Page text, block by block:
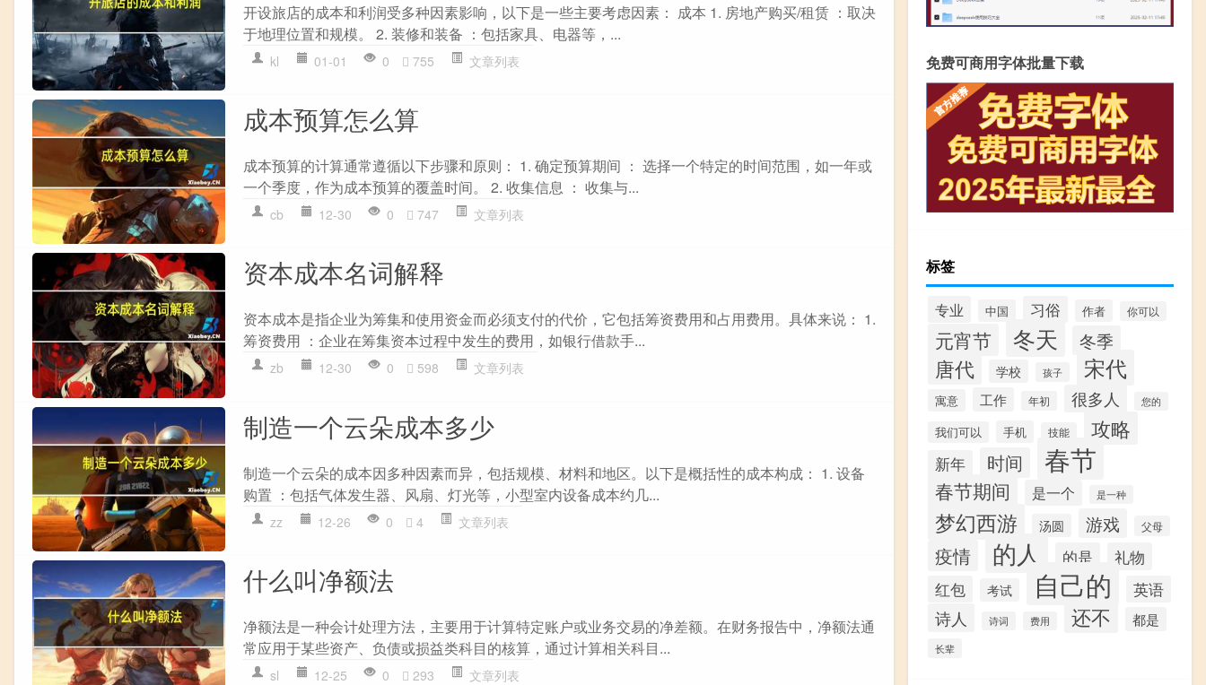
开设旅店的成本和利润受多种因素影响，以下是一些主要考虑因素： 成本 1. 房地产购买/租赁 ：取决
于地理位置和规模。 2. 装修和装备 ：包括家具、电器等，...
kl 01-01 0 755 文章列表
成本预算怎么算
成本预算的计算通常遵循以下步骤和原则： 1. 确定预算期间 ： 选择一个特定的时间范围，如一年或
一个季度，作为成本预算的覆盖时间。 2. 收集信息 ： 收集与...
cb 12-30 0 747 文章列表
资本成本名词解释
资本成本是指企业为筹集和使用资金而必须支付的代价，它包括筹资费用和占用费用。具体来说： 1.
筹资费用 ：企业在筹集资本过程中发生的费用，如银行借款手...
zb 12-30 0 598 文章列表
制造一个云朵成本多少
制造一个云朵的成本因多种因素而异，包括规模、材料和地区。以下是概括性的成本构成： 1. 设备
购置 ：包括气体发生器、风扇、灯光等，小型室内设备成本约几...
zz 12-26 0 4 文章列表
什么叫净额法
净额法是一种会计处理方法，主要用于计算特定账户或业务交易的净差额。在财务报告中，净额法通
常应用于某些资产、负债或损益类科目的核算，通过计算相关科目...
sl 12-25 0 293 文章列表
免费可商用字体批量下载
标签
专业 中国 习俗 作者 你可以
元宵节 冬天 冬季
唐代 学校 孩子 宋代
寓意 工作 年初 很多人 您的
我们可以 手机 技能 攻略
新年 时间 春节
春节期间 是一个 是一种
梦幻西游 汤圆 游戏 父母
疫情 的人 的是 礼物
红包 考试 自己的 英语
诗人 诗词 费用 还不 都是
长辈